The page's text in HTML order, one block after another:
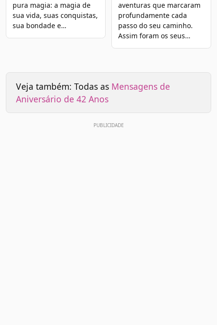
pura magia: a magia de
sua vida, suas conquistas,
sua bondade e…
aventuras que marcaram
profundamente cada
passo do seu caminho.
Assim foram os seus…
Veja também: Todas as Mensagens de
Aniversário de 42 Anos